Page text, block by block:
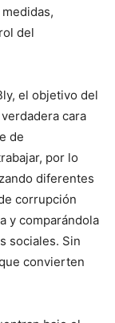
del
el objetivo del
cara
de
por lo
diferentes
corrupción
y comparándola
sociales. Sin
convierten